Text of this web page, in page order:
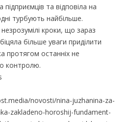
та відповіла на
турбують найбільше.
кроки, що зараз
більше уваги приділити
протягом останніх не
контролю.
novosti/nina-juzhanina-za-
zakladeno-horoshij-fundament-